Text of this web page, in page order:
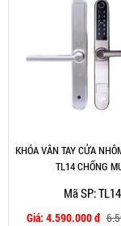
KHÓA VÂN TAY CỬA
TL14 CHỐNG
Mã SP: TL14
Giá: 4.590.000 đ